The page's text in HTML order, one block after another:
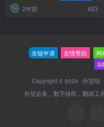
2年前 453
友链申请 友情赞助 网
Copyright © 2024 · 外贸啦
外贸必备，数字移民，翻墙工